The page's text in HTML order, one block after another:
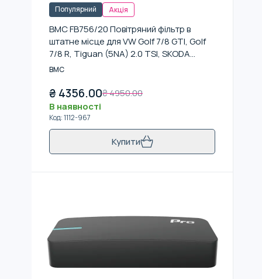
Популярний Акція
BMC FB756/20 Повітряний фільтр в
штатне місце для VW Golf 7/8 GTI, Golf
7/8 R, Tiguan (5NA) 2.0 TSI, SKODA
Octavia RS220
BMC
₴ 4356.00₴4950.00
В наявності
Код:1112-967
Купити